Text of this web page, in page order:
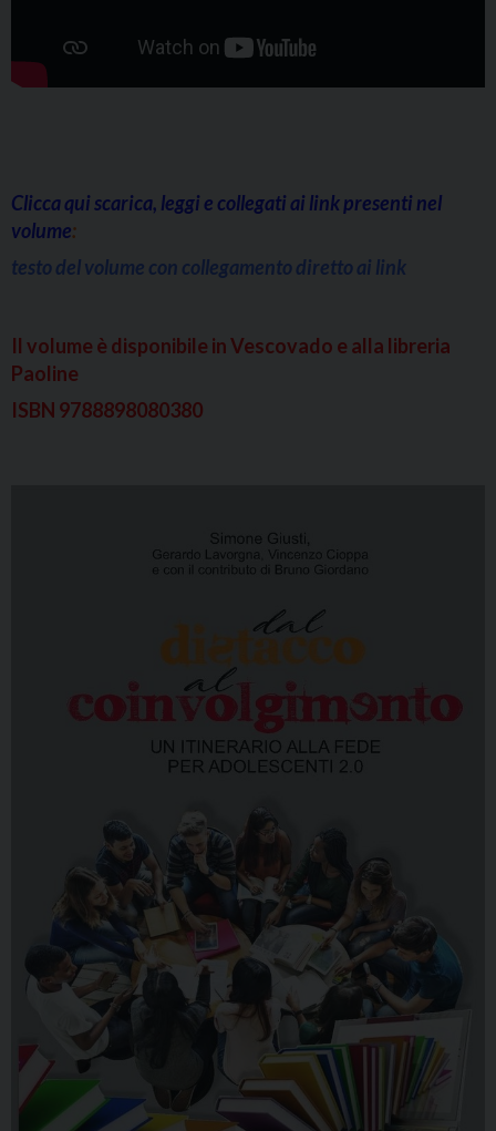
Clicca qui scarica, leggi e collegati ai link presenti nel
volume:
testo del volume con collegamento diretto ai link
Il volume è disponibile in Vescovado e alla libreria
Paoline
ISBN 9788898080380